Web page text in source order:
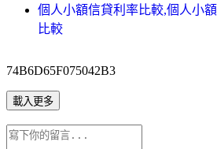
個人小額信貸利率比較,個人小
比較
74B6D65F075042B3
載入更多